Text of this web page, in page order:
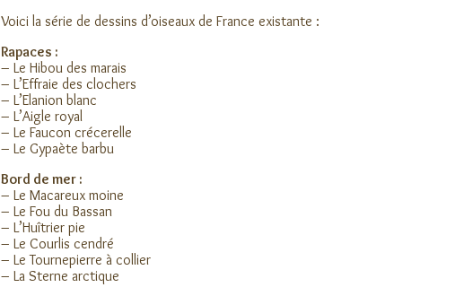
Voici la série de dessins d’oiseaux de France existante :
Rapaces :
– Le Hibou des marais
– L’Effraie des clochers
– L’Elanion blanc
– L’Aigle royal
– Le Faucon crécerelle
– Le Gypaète barbu
Bord de mer :
– Le Macareux moine
– Le Fou du Bassan
– L’Huîtrier pie
– Le Courlis cendré
– Le Tournepierre à collier
– La Sterne arctique